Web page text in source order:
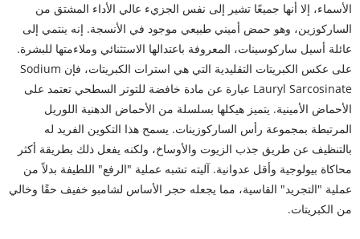
الأسماء، إلا أنها جميعًا تشير إلى نفس الجزيء عالي الأداء المشتق من
الساركوزين، وهو حمض أميني طبيعي موجود في الأنسجة. إنه ينتمي إلى
عائلة أسيل ساركوسينات، المعروفة باعتدالها الاستثنائي وملاءمتها للبشرة.
على عكس الكبريتات التقليدية التي هي استرات الكبريتات، فإن Sodium
Lauryl Sarcosinate عبارة عن مادة خافضة للتوتر السطحي تعتمد على
الأحماض الأمينية. يتميز هيكلها بسلسلة من الأحماض الدهنية اللوريل
المرتبطة بمجموعة رأس الساركوزينات. يسمح هذا التكوين الفريد له
بالتنظيف عن طريق جذب الزيوت والأوساخ، ولكنه يفعل ذلك بطريقة أكثر
محاكاة بيولوجية وأقل عدوانية. آليته تشبه عملية "الرفع" اللطيفة بدلاً من
عملية "التجريد" القاسية، مما يجعله حجر الأساس لشامبو خفيف حقًا وخالي
من الكبريتات.